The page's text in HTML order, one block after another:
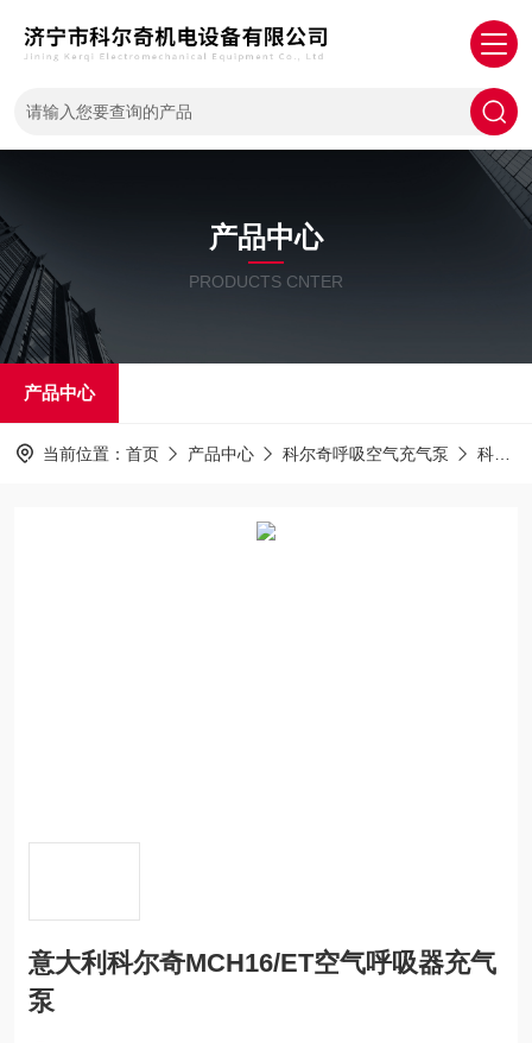
产品中心
PRODUCTS CNTER
产品中心
当前位置： 首页 产品中心 科尔奇呼吸空气充气泵 科尔奇充气泵
意大利科尔奇MCH16/ET空气呼吸器充气
泵